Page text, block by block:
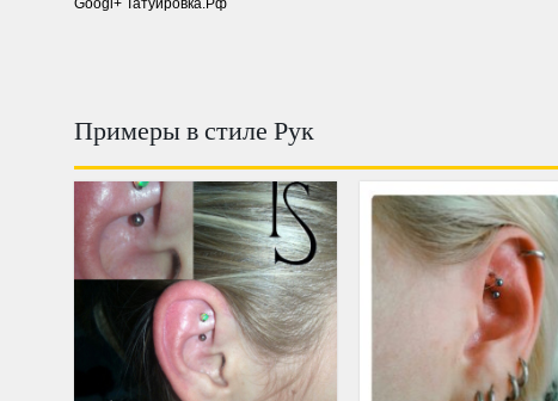
Googl+ Татуировка.Рф
Примеры в стиле Рук